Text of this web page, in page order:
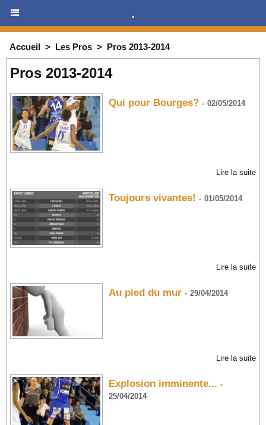
.
Accueil > Les Pros > Pros 2013-2014
Pros 2013-2014
Qui pour Bourges? - 02/05/2014
Lire la suite
Toujours vivantes! - 01/05/2014
Lire la suite
Au pied du mur - 29/04/2014
Lire la suite
Explosion imminente... -
25/04/2014